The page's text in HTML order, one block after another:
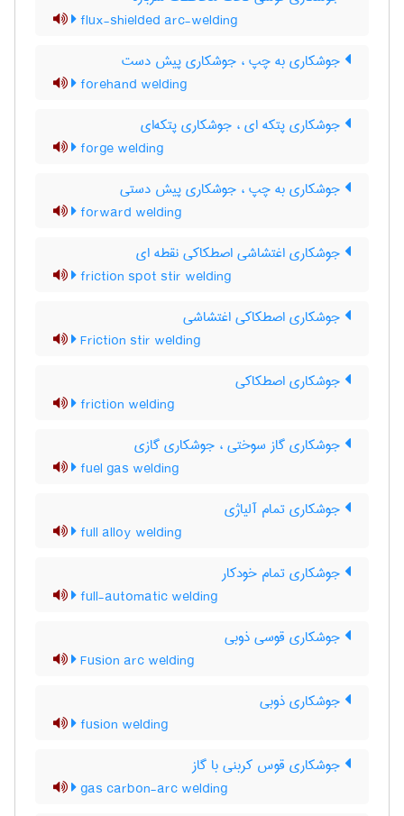
flux-shielded arc-welding
جوشکاری به چپ ، جوشکاری پیش دست
forehand welding
جوشکاری پتکه ای ، جوشکاری پتکه‌ای
forge welding
جوشکاری به چپ ، جوشکاری پیش دستی
forward welding
جوشکاری اغتشاشی اصطکاکی نقطه ای
friction spot stir welding
جوشکاری اصطکاکی اغتشاشی
Friction stir welding
جوشکاری اصطکاکی
friction welding
جوشکاری گاز سوختی ، جوشکاری گازی
fuel gas welding
جوشکاری تمام آلیاژی
full alloy welding
جوشکاری تمام خودکار
full-automatic welding
جوشکاری قوسی ذوبی
Fusion arc welding
جوشکاری ذوبی
fusion welding
جوشکاری قوس کربنی با گاز
gas carbon-arc welding